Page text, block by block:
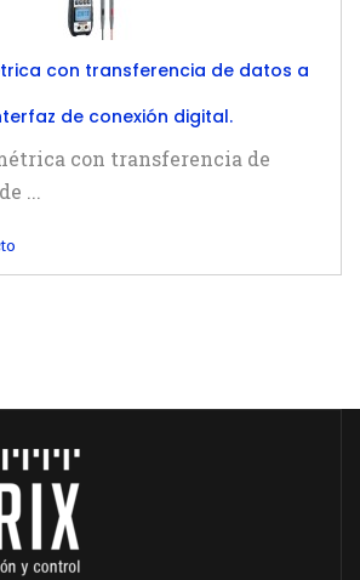
con transferencia de datos a
de conexión digital.
con transferencia de
...